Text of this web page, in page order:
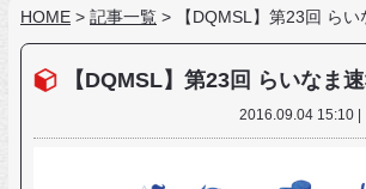
HOME > 記事一覧 > 【DQMSL】第23回 らい
【DQMSL】第23回 らいなま
2016.09.04 15:10 |